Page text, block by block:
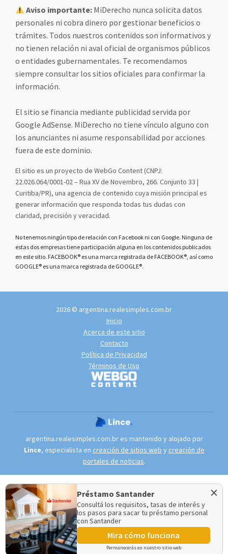
Préstamo Santander
Consultá los requisitos, tasas de interés y
los pasos para sacar tu préstamo personal
con Santander
Mira cómo funciona
Permanecerás en nuestro sitio web
×
Aviso importante: MiDerecho nunca solicita datos
personales ni cobra dinero por gestionar beneficios o
trámites. Todos nuestros contenidos son informativos y
no tienen relación ni aval oficial de organismos públicos
o entidades gubernamentales. Te recomendamos
siempre consultar los sitios oficiales para confirmar la
información.
El sitio se financia mediante publicidad servida por
Google AdSense. MiDerecho no tiene vínculo alguno con
los anunciantes ni asume responsabilidad por acciones
fuera de este dominio.
El sitio es un proyecto de WebGo Content (CNPJ:
22.026.064/0001-02 – Rua XV de Novembro, 266. Conjunto 33 |
Curitiba/PR), una agencia de contenido cuya misión principal es
generar información que responda todas tus dudas con
claridad, precisión y veracidad.
No tenemos ningún tipo de relación con Facebook ni con Google. Ninguna de
estas dos empresas tiene participación alguna en los contenidos publicados
en este sitio. FACEBOOK® es una marca registrada de FACEBOOK®, así como
GOOGLE® es una marca registrada de GOOGLE®.
2026 © argentina.realesimples.com.br
Inicio
Acerca de este sitio
Contacto
Política de Privacidad
Términos de Uso
argentina.realesimples.com.br es mantenido y alojado por
Lince, especialista en creación de sitios web y creación de
portales de noticias.